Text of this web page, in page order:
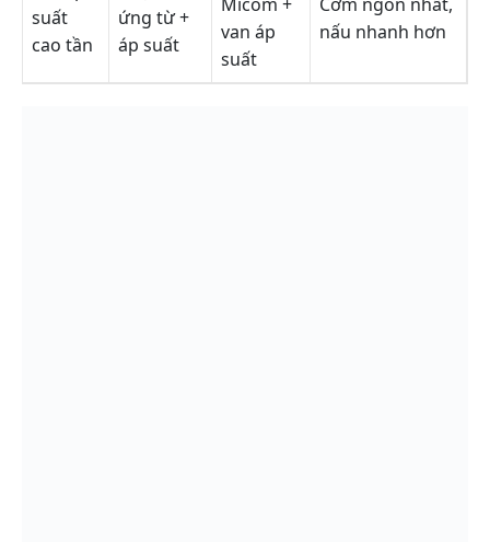
suất
cao tần
ứng từ +
áp suất
van áp
suất
nấu nhanh hơn